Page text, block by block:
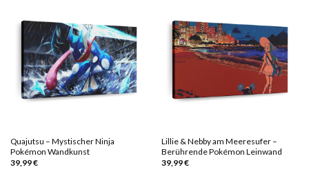
Quajutsu – Mystischer Ninja
Pokémon Wandkunst
39,99€
Lillie & Nebby am Meeresufer –
Berührende Pokémon Leinwand
39,99€